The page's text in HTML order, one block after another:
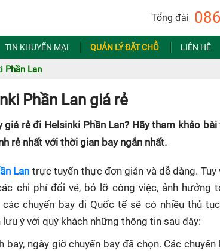
Tổng đài
TIN KHUYẾN MẠI QUẢN LÝ ĐẶT CHỖ LIÊN HỆ
Phần Lan
Phần Lan giá rẻ
giá rẻ đi Helsinki Phần Lan? Hãy tham khảo
rẻ nhất với thời gian bay ngắn nhất.
Lan trực tuyến thực đơn giản và dễ dàng. Tuy
chi phí đổi vé, bỏ lỡ công việc, ảnh hưởng
chuyến bay đi Quốc tế sẽ có nhiều thủ
ý với quý khách những thông tin sau đây:
ngày giờ chuyến bay đã chọn. Các